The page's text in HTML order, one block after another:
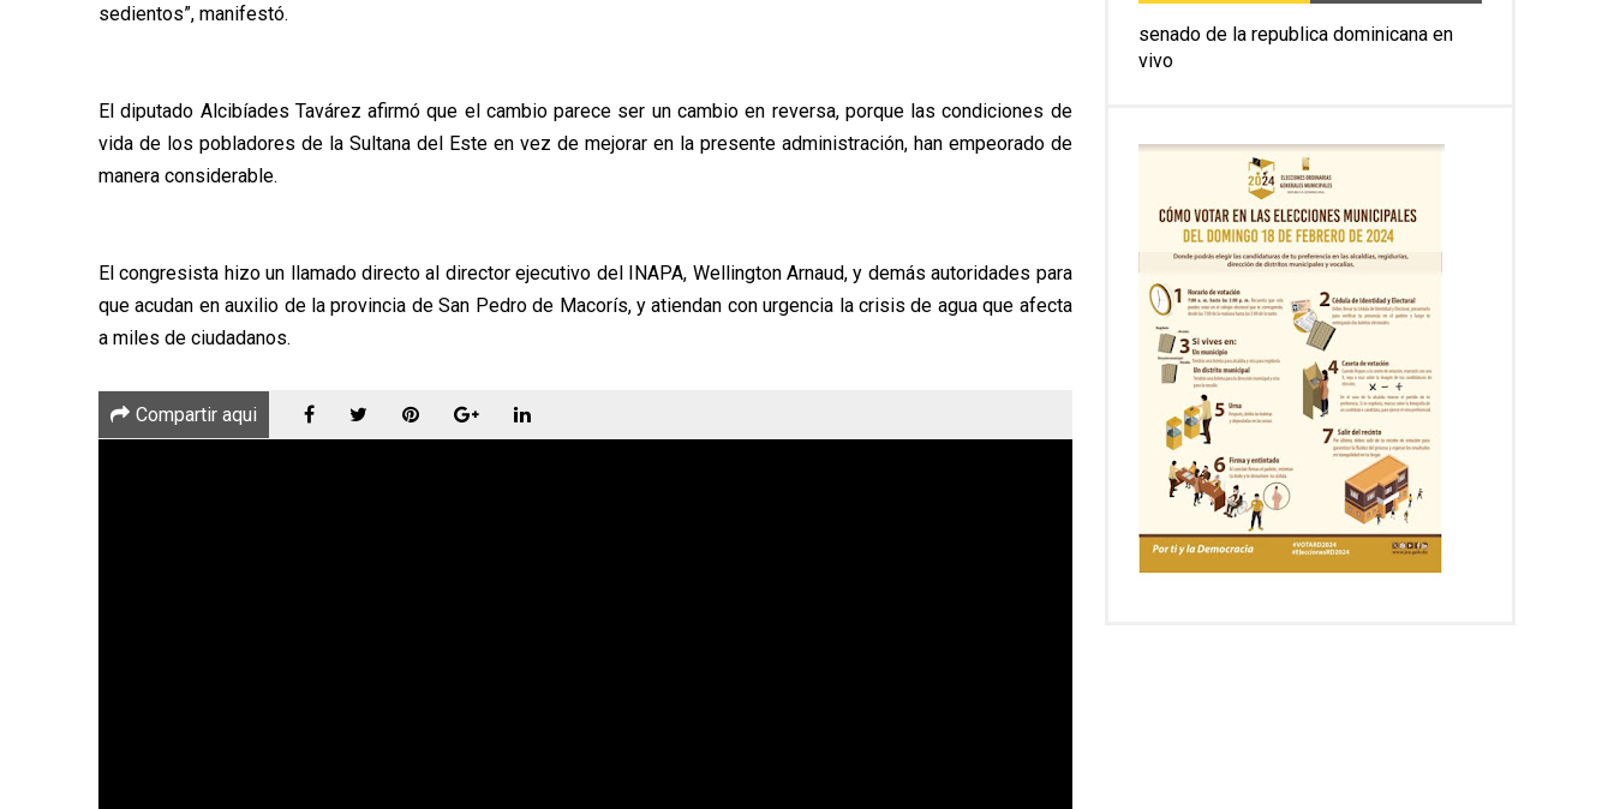
sedientos”, manifestó.
El diputado Alcibíades Tavárez afirmó que el cambio parece ser un cambio en reversa, porque las condiciones de
vida de los pobladores de la Sultana del Este en vez de mejorar en la presente administración, han empeorado de
manera considerable.
El congresista hizo un llamado directo al director ejecutivo del INAPA, Wellington Arnaud, y demás autoridades para
que acudan en auxilio de la provincia de San Pedro de Macorís, y atiendan con urgencia la crisis de agua que afecta
a miles de ciudadanos.
Compartir aqui
senado de la republica dominicana en
vivo